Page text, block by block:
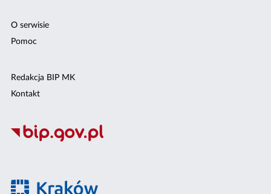
O serwisie
Pomoc
Redakcja BIP MK
Kontakt